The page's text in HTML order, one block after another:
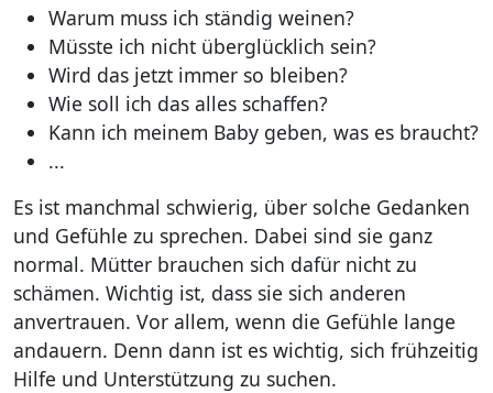
Warum muss ich ständig weinen?
Müsste ich nicht überglücklich sein?
Wird das jetzt immer so bleiben?
Wie soll ich das alles schaffen?
Kann ich meinem Baby geben, was es braucht?
...
Es ist manchmal schwierig, über solche Gedanken
und Gefühle zu sprechen. Dabei sind sie ganz
normal. Mütter brauchen sich dafür nicht zu
schämen. Wichtig ist, dass sie sich anderen
anvertrauen. Vor allem, wenn die Gefühle lange
andauern. Denn dann ist es wichtig, sich frühzeitig
Hilfe und Unterstützung zu suchen.